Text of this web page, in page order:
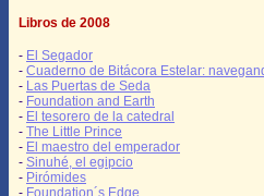
Libros de 2008
- El Segador
- Cuaderno de Bitácora Estelar:
- Las Puertas de Seda
- Foundation and Earth
- El tesorero de la catedral
- The Little Prince
- El maestro del emperador
- Sinuhé, el egipcio
- Pirómides